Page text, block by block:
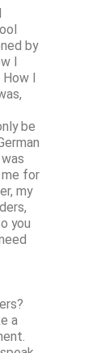
by
I
I
be
me for
my
you
a